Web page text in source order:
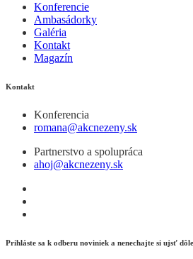
Konferencie
Ambasádorky
Galéria
Kontakt
Magazín
Kontakt
Konferencia
romana@akcnezeny.sk
Partnerstvo a spolupráca
ahoj@akcnezeny.sk
Prihláste sa k odberu noviniek a nenechajte si ujsť